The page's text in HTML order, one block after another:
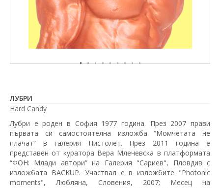
ЛУБРИ
Hard Candy
Лубри е роден в София 1977 година. През 2007 прави
първата си самостоятелна изложба “Момчетата не
плачат” в галерия Пистолет. През 2011 година е
представен от куратора Вера Млечевска в платформата
“ФОН: Млади автори” на Галерия "Сариев", Пловдив с
изложбата BACKUP. Участвал е в изложбите "Photonic
moments", Любляна, Словения, 2007; Месец на